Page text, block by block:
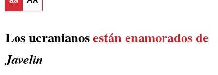
Los ucranianosestán enamorados de
Javelin